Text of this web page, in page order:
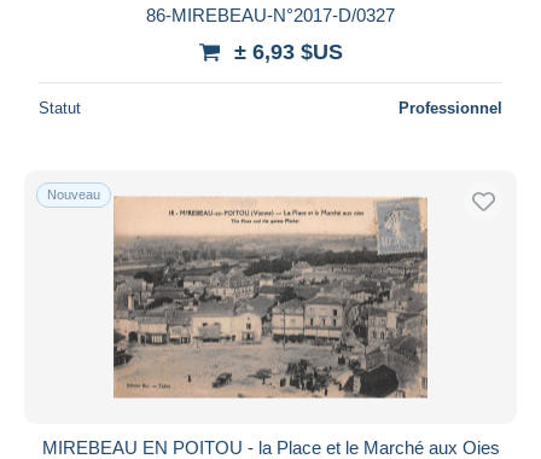
86-MIREBEAU-N°2017-D/0327
± 6,93 $US
Statut Professionnel
Nouveau
MIREBEAU EN POITOU - la Place et le Marché aux Oies